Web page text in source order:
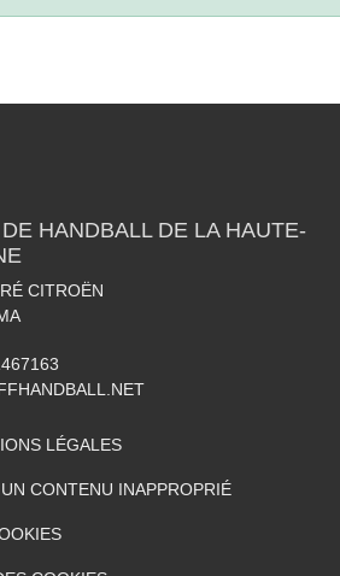
HANDBALL DE LA HAUTE-
CITROËN
LÉGALES
CONTENU INAPPROPRIÉ